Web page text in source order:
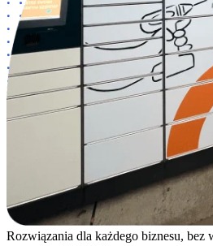
Rozwiązania dla każdego biznesu, bez